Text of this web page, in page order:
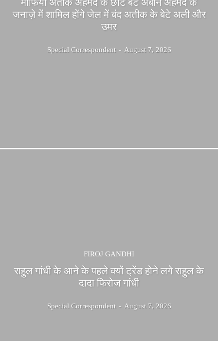
जनाज़े में शामिल होंगे जेल में बंद अतीक के बेटे अली और
उमर
Special Correspondent - August 7, 2026
FIROJ GANDHI
राहुल गांधी के आने के पहले क्यों ट्रेंड होने लगे राहुल के
दादा फिरोज गांधी
Special Correspondent - August 7, 2026